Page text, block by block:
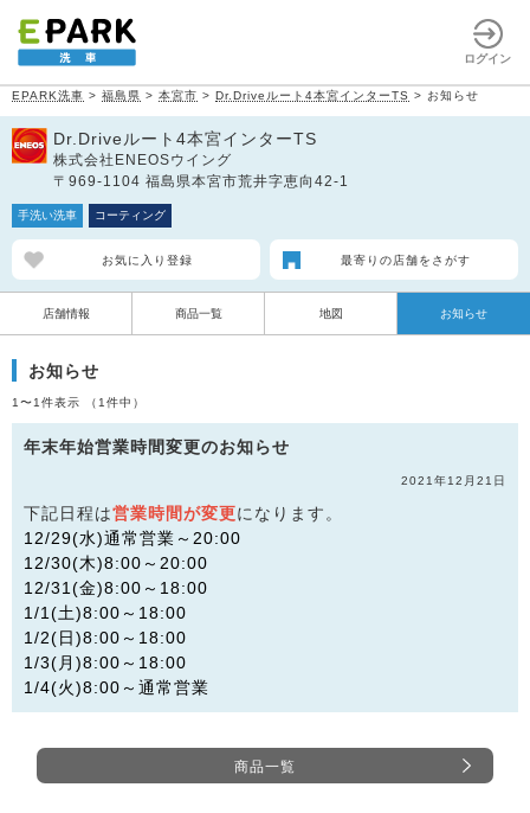
ログイン
EPARK洗車 > 福島県 > 本宮市 > Dr.Driveルート4本宮インターTS > お知らせ
Dr.Driveルート4本宮インターTS
株式会社ENEOSウイング
〒969-1104 福島県本宮市荒井字恵向42-1
手洗い洗車 コーティング
お気に入り登録 最寄りの店舗をさがす
店舗情報 商品一覧 地図 お知らせ
お知らせ
1〜1件表示 （1件中）
年末年始営業時間変更のお知らせ
2021年12月21日
下記日程は営業時間が変更になります。
12/29(水)通常営業～20:00
12/30(木)8:00～20:00
12/31(金)8:00～18:00
1/1(土)8:00～18:00
1/2(日)8:00～18:00
1/3(月)8:00～18:00
1/4(火)8:00～通常営業
商品一覧